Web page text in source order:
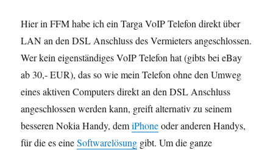
Hier in FFM habe ich ein Targa VoIP Telefon direkt über
LAN an den DSL Anschluss des Vermieters angeschlossen.
Wer kein eigenständiges VoIP Telefon hat (gibts bei eBay
ab 30,- EUR), das so wie mein Telefon ohne den Umweg
eines aktiven Computers direkt an den DSL Anschluss
angeschlossen werden kann, greift alternativ zu seinem
besseren Nokia Handy, demiPhoneoder anderen Handys,
für die es eineSoftwarelösung gibt. Um die ganze